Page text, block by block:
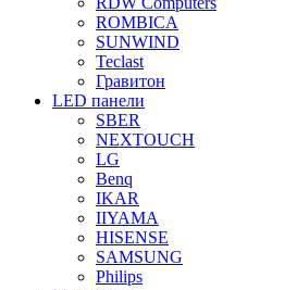
ROMBICA
SUNWIND
Teclast
Гравитон
LED панели
SBER
NEXTOUCH
LG
Benq
IKAR
IIYAMA
HISENSE
SAMSUNG
Philips